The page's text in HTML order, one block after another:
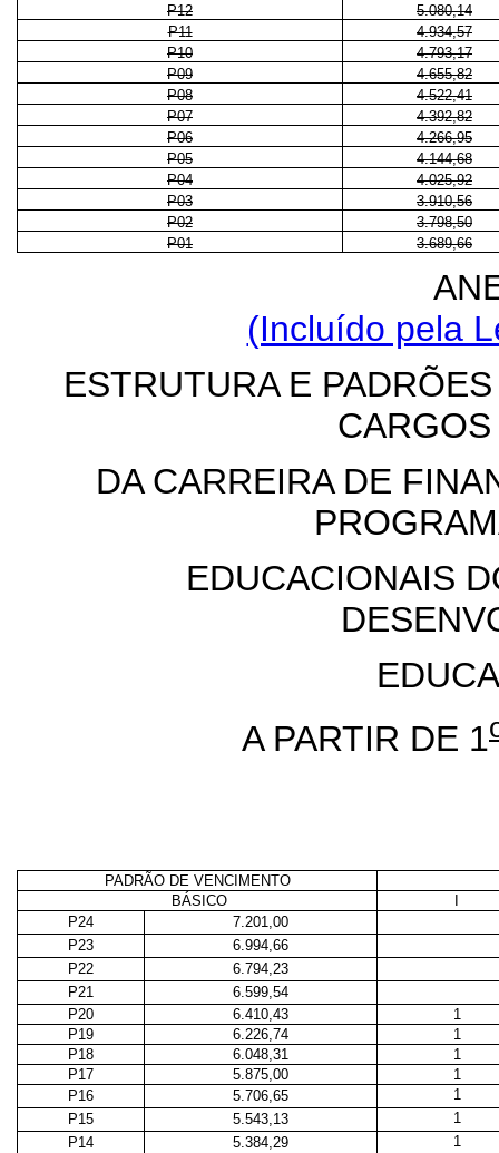
P12
5.080,14
P11
4.934,57
P10
4.793,17
P09
4.655,82
P08
4.522,41
P07
4.392,82
P06
4.266,95
P05
4.144,68
P04
4.025,92
P03
3.910,56
P02
3.798,50
P01
3.689,66
(Incluído pela
ESTRUTURA E
DA CARREIRA DE
EDUCACIONAIS
A PARTIR DE 1
PADRÃO DE VENCIMENTO
BÁSICO
P24
7.201,00
P23
6.994,66
P22
6.794,23
P21
6.599,54
P20
6.410,43
1
P19
6.226,74
1
P18
6.048,31
1
P17
5.875,00
1
P16
5.706,65
1
P15
5.543,13
1
P14
5.384,29
1